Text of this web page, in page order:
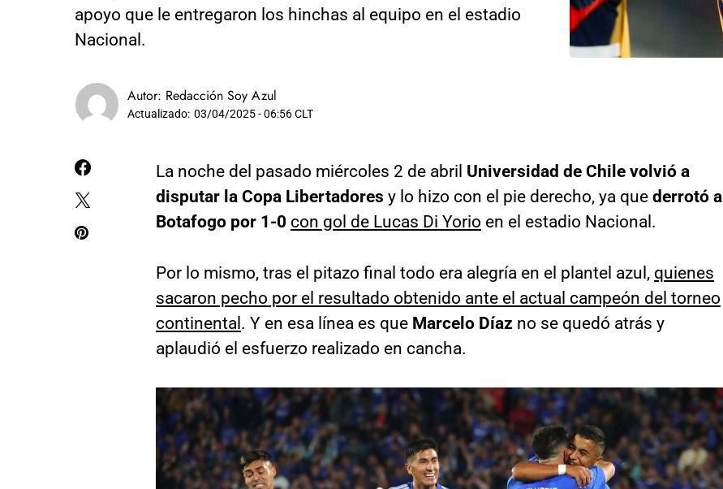
apoyo que le entregaron los hinchas al equipo en el estadio
Nacional.
Autor: Redacción Soy Azul
Actualizado: 03/04/2025 - 06:56 CLT
La noche del pasado miércoles 2 de abril Universidad de Chile volvió a
disputar la Copa Libertadores y lo hizo con el pie derecho, ya que derrotó a
Botafogo por 1-0 con gol de Lucas Di Yorio en el estadio Nacional.
Por lo mismo, tras el pitazo final todo era alegría en el plantel azul, quienes
sacaron pecho por el resultado obtenido ante el actual campeón del torneo
continental . Y en esa línea es que Marcelo Díaz no se quedó atrás y
aplaudió el esfuerzo realizado en cancha.